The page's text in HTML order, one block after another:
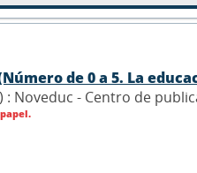
de 0 a 5. La
: Noveduc - Centro de